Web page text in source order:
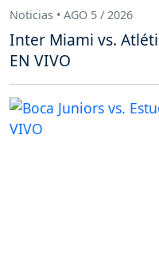
Noticias • AGO 5 / 2026
Inter Miami vs.
EN VIVO